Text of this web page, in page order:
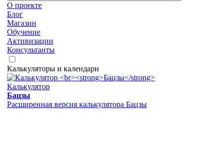
О проекте
Блог
Магазин
Обучение
Активизации
Консультанты
Калькуляторы и календари
Калькулятор
Бацзы
Расширенная версия калькулятора Бацзы